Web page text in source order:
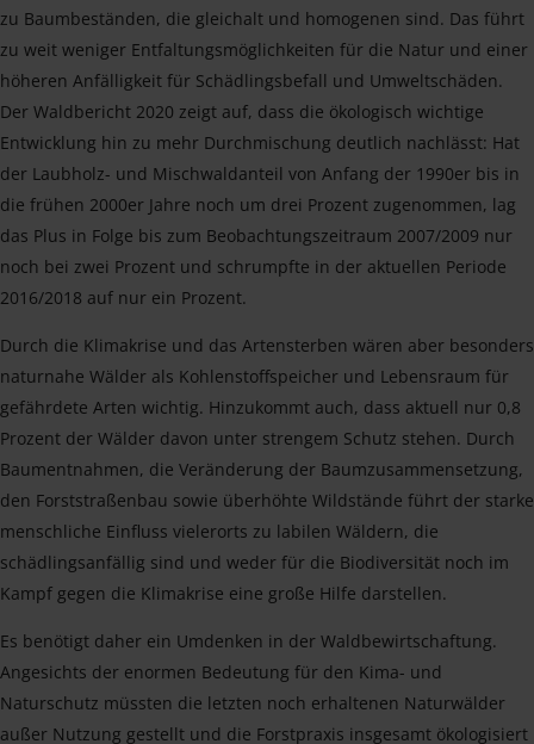
zu Baumbeständen, die gleichalt und homogenen sind. Das führt
zu weit weniger Entfaltungsmöglichkeiten für die Natur und einer
höheren Anfälligkeit für Schädlingsbefall und Umweltschäden.
Der Waldbericht 2020 zeigt auf, dass die ökologisch wichtige
Entwicklung hin zu mehr Durchmischung deutlich nachlässt: Hat
der Laubholz- und Mischwaldanteil von Anfang der 1990er bis in
die frühen 2000er Jahre noch um drei Prozent zugenommen, lag
das Plus in Folge bis zum Beobachtungszeitraum 2007/2009 nur
noch bei zwei Prozent und schrumpfte in der aktuellen Periode
2016/2018 auf nur ein Prozent.
Durch die Klimakrise und das Artensterben wären aber besonders
naturnahe Wälder als Kohlenstoffspeicher und Lebensraum für
gefährdete Arten wichtig. Hinzukommt auch, dass aktuell nur 0,8
Prozent der Wälder davon unter strengem Schutz stehen. Durch
Baumentnahmen, die Veränderung der Baumzusammensetzung,
den Forststraßenbau sowie überhöhte Wildstände führt der starke
menschliche Einfluss vielerorts zu labilen Wäldern, die
schädlingsanfällig sind und weder für die Biodiversität noch im
Kampf gegen die Klimakrise eine große Hilfe darstellen.
Es benötigt daher ein Umdenken in der Waldbewirtschaftung.
Angesichts der enormen Bedeutung für den Kima- und
Naturschutz müssten die letzten noch erhaltenen Naturwälder
außer Nutzung gestellt und die Forstpraxis insgesamt ökologisiert